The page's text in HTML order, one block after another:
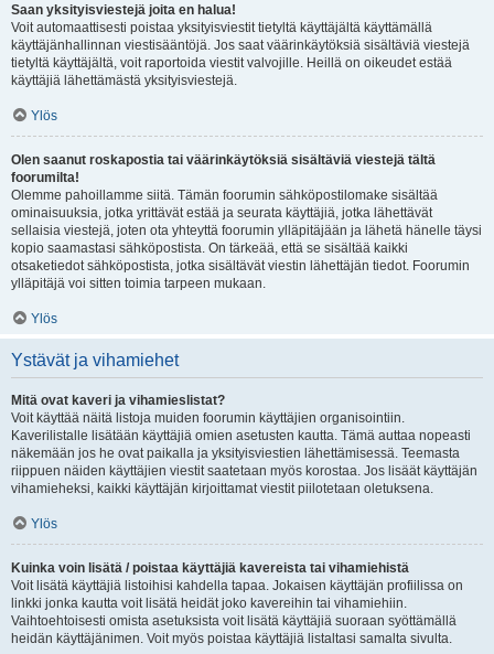
Saan yksityisviestejä joita en halua!
Voit automaattisesti poistaa yksityisviestit tietyltä käyttäjältä käyttämällä
käyttäjänhallinnan viestisääntöjä. Jos saat väärinkäytöksiä sisältäviä viestejä
tietyltä käyttäjältä, voit raportoida viestit valvojille. Heillä on oikeudet estää
käyttäjiä lähettämästä yksityisviestejä.
Ylös
Olen saanut roskapostia tai väärinkäytöksiä sisältäviä viestejä tältä
foorumilta!
Olemme pahoillamme siitä. Tämän foorumin sähköpostilomake sisältää
ominaisuuksia, jotka yrittävät estää ja seurata käyttäjiä, jotka lähettävät
sellaisia viestejä, joten ota yhteyttä foorumin ylläpitäjään ja lähetä hänelle täysi
kopio saamastasi sähköpostista. On tärkeää, että se sisältää kaikki
otsaketiedot sähköpostista, jotka sisältävät viestin lähettäjän tiedot. Foorumin
ylläpitäjä voi sitten toimia tarpeen mukaan.
Ylös
Ystävät ja vihamiehet
Mitä ovat kaveri ja vihamieslistat?
Voit käyttää näitä listoja muiden foorumin käyttäjien organisointiin.
Kaverilistalle lisätään käyttäjiä omien asetusten kautta. Tämä auttaa nopeasti
näkemään jos he ovat paikalla ja yksityisviestien lähettämisessä. Teemasta
riippuen näiden käyttäjien viestit saatetaan myös korostaa. Jos lisäät käyttäjän
vihamieheksi, kaikki käyttäjän kirjoittamat viestit piilotetaan oletuksena.
Ylös
Kuinka voin lisätä / poistaa käyttäjiä kavereista tai vihamiehistä
Voit lisätä käyttäjiä listoihisi kahdella tapaa. Jokaisen käyttäjän profiilissa on
linkki jonka kautta voit lisätä heidät joko kavereihin tai vihamiehiin.
Vaihtoehtoisesti omista asetuksista voit lisätä käyttäjiä suoraan syöttämällä
heidän käyttäjänimen. Voit myös poistaa käyttäjiä listaltasi samalta sivulta.